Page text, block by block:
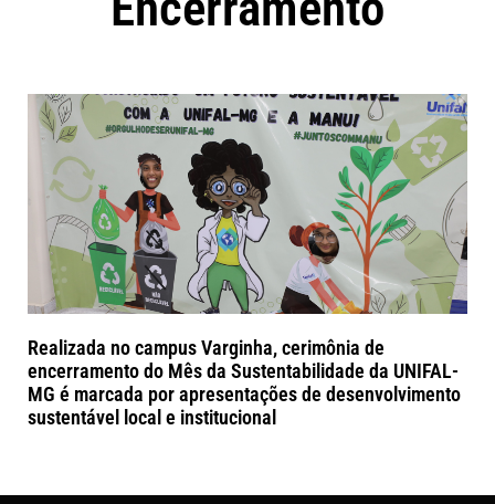
Realizada no campus Varginha, cerimônia de
encerramento do Mês da Sustentabilidade da UNIFAL-
MG é marcada por apresentações de desenvolvimento
sustentável local e institucional